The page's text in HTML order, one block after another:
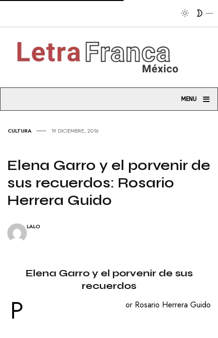
MENU ≡
CULTURA 19 DICIEMBRE, 2016
Elena Garro y el porvenir de
sus recuerdos: Rosario
Herrera Guido
LALO
Elena Garro y el porvenir de sus
recuerdos
P or Rosario Herrera Guido